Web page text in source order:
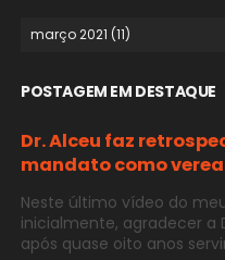
POSTAGEM EM DESTAQUE
Dr. Alceu faz
mandato como
Neste último vídeo do
inicialmente, agradecer a
após quase oito anos